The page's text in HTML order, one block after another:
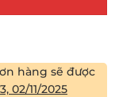
hàng sẽ được
02/11/2025